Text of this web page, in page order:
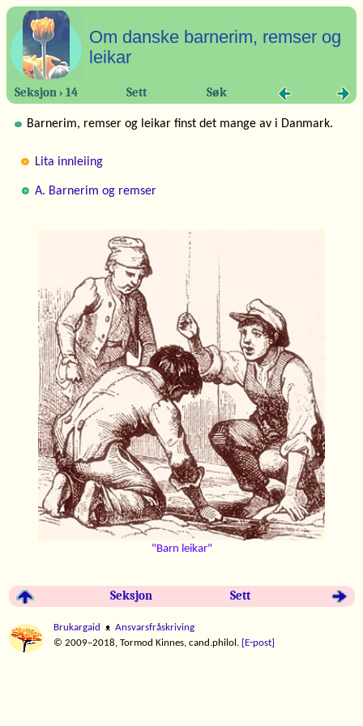
Om danske barnerim, remser og
leikar
Seksjon › 14 Sett Søk
Barnerim, remser og leikar finst det mange av i Danmark.
Lita innleiing
A. Barnerim og remser
"Barn leikar"
Seksjon Sett
Brukargaid ᴥ Ansvarsfråskriving
© 2009–2018, Tormod Kinnes, cand.philol. [E‑post]